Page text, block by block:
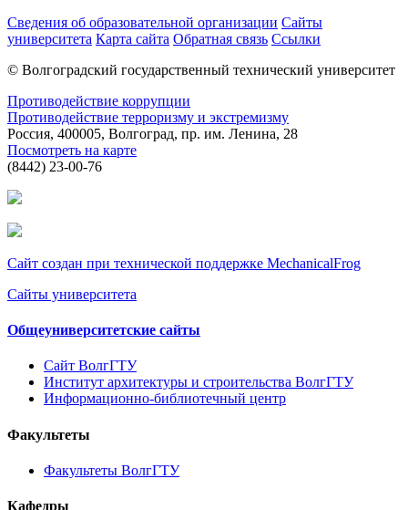
Сведения об образовательной организации Сайты
университета Карта сайта Обратная связь Ссылки
© Волгоградский государственный технический университет
Противодействие коррупции
Противодействие терроризму и экстремизму
Россия, 400005, Волгоград, пр. им. Ленина, 28
Посмотреть на карте
(8442) 23-00-76
Сайт создан при технической поддержке MechanicalFrog
Сайты университета
Общеуниверситетские сайты
Сайт ВолгГТУ
Институт архитектуры и строительства ВолгГТУ
Информационно-библиотечный центр
Факультеты
Факультеты ВолгГТУ
Кафедры